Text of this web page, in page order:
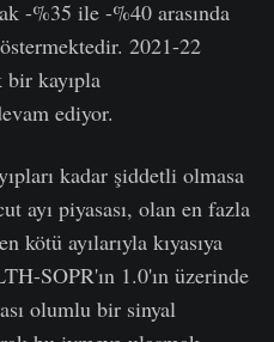
-%35 ile -%40 arasında
2021-22
bir kayıpla
ediyor.
kadar şiddetli olmasa
ayı piyasası, olan en fazla
kötü ayılarıyla kıyasıya
SOPR'ın 1.0'ın üzerinde
olumlu bir sinyal